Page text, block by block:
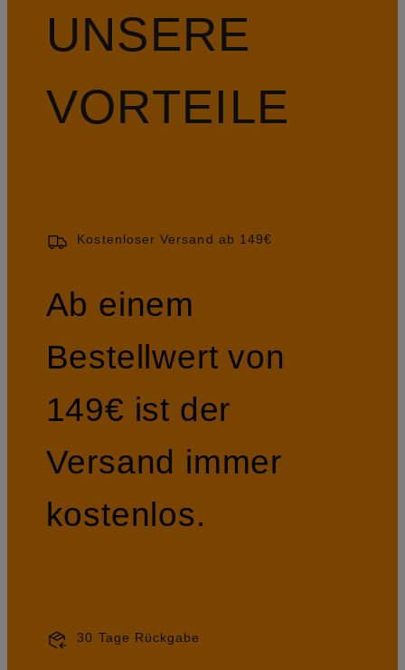
UNSERE
VORTEILE
Kostenloser Versand ab 149€
Ab einem
Bestellwert von
149€ ist der
Versand immer
kostenlos.
30 Tage Rückgabe